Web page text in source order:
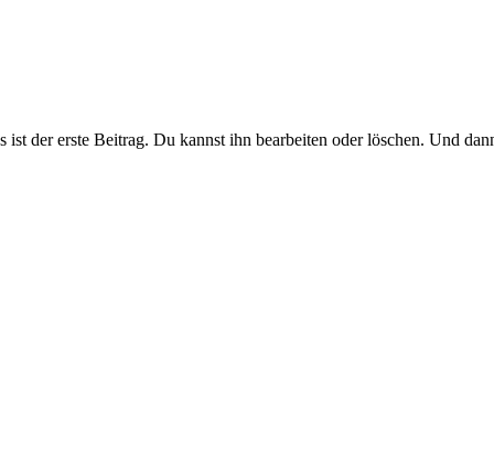
der erste Beitrag. Du kannst ihn bearbeiten oder löschen. Und